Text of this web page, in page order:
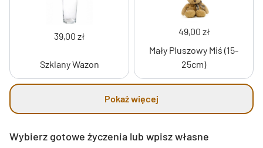
39,00 zł
Szklany Wazon
49,00 zł
Mały Pluszowy Miś (15-
25cm)
Pokaż więcej
Wybierz gotowe życzenia lub wpisz własne